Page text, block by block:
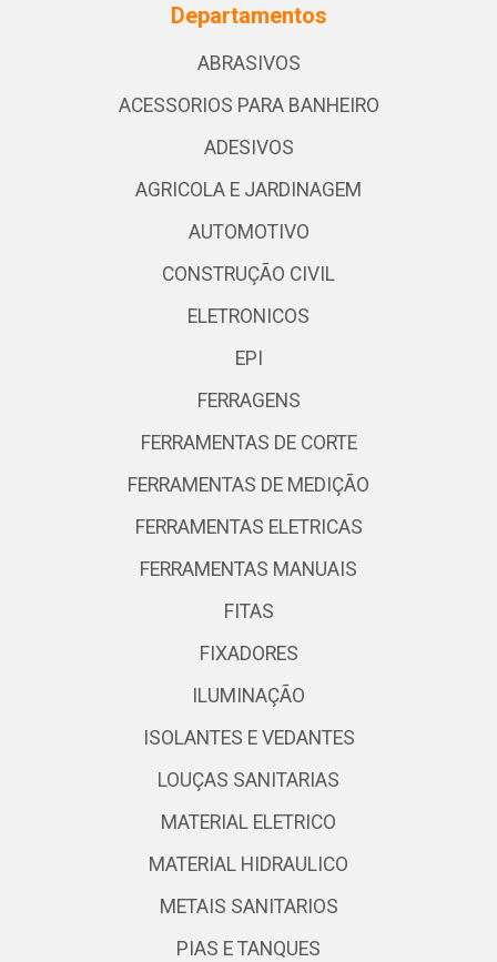
Departamentos
ABRASIVOS
ACESSORIOS PARA BANHEIRO
ADESIVOS
AGRICOLA E JARDINAGEM
AUTOMOTIVO
CONSTRUÇÃO CIVIL
ELETRONICOS
EPI
FERRAGENS
FERRAMENTAS DE CORTE
FERRAMENTAS DE MEDIÇÃO
FERRAMENTAS ELETRICAS
FERRAMENTAS MANUAIS
FITAS
FIXADORES
ILUMINAÇÃO
ISOLANTES E VEDANTES
LOUÇAS SANITARIAS
MATERIAL ELETRICO
MATERIAL HIDRAULICO
METAIS SANITARIOS
PIAS E TANQUES